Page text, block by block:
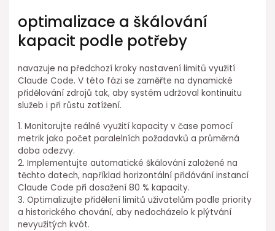
optimalizace a škálování
kapacit ⁣podle potřeby
navazuje na předchozí kroky nastavení limitů využití
Claude Code. V ⁣této fázi se⁣ zaměřte na dynamické
⁣přidělování zdrojů tak, aby systém udržoval kontinuitu
služeb i při růstu zatížení.
1. Monitorujte reálné využití kapacity v čase pomocí
metrik jako počet paralelních požadavků a průměrná
doba odezvy.
2. Implementujte automatické škálování založené na
⁤těchto datech, například horizontální přidávání instancí
Claude Code při dosažení 80 % kapacity.
3. Optimalizujte přidělení ⁢limitů uživatelům podle priority
a historického chování, aby nedocházelo ⁢k plýtvání
nevyužitých kvót.